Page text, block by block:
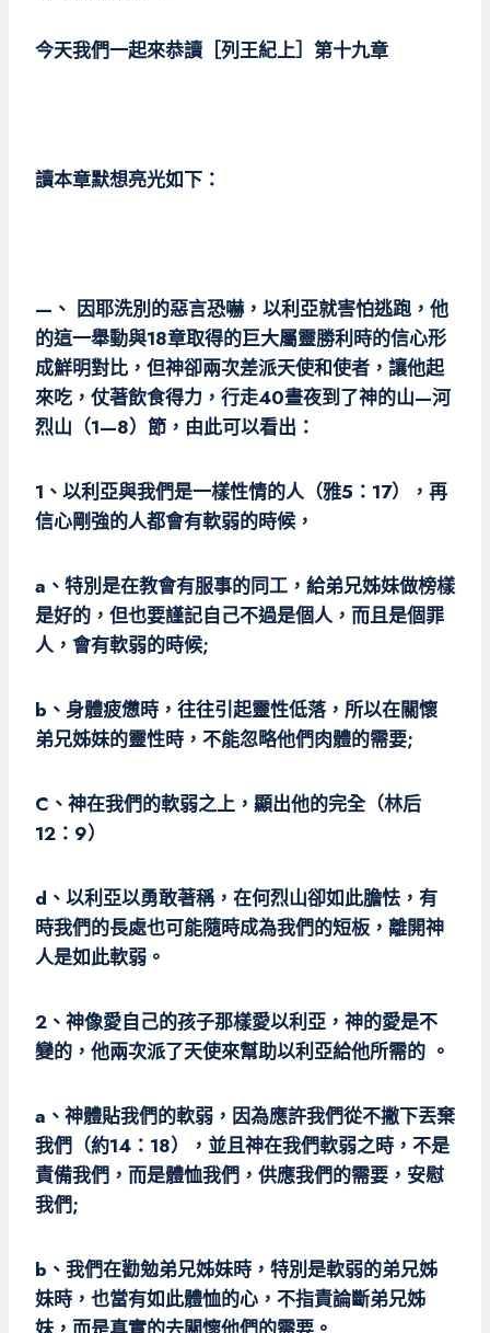
今天我們一起來恭讀［列王紀上］第十九章
讀本章默想亮光如下：
—、 因耶洗別的惡言恐嚇，以利亞就害怕逃跑，他
的這一舉動與18章取得的巨大屬靈勝利時的信心形
成鮮明對比，但神卻兩次差派天使和使者，讓他起
來吃，仗著飲食得力，行走40晝夜到了神的山—河
烈山（1—8）節，由此可以看出：
1、以利亞與我們是一樣性情的人（雅5：17），再
信心剛強的人都會有軟弱的時候，
a、特別是在教會有服事的同工，給弟兄姊妹做榜樣
是好的，但也要謹記自己不過是個人，而且是個罪
人，會有軟弱的時候;
b、身體疲憊時，往往引起靈性低落，所以在關懷
弟兄姊妹的靈性時，不能忽略他們肉體的需要;
C、神在我們的軟弱之上，顯出他的完全（林后
12：9）
d、以利亞以勇敢著稱，在何烈山卻如此膽怯，有
時我們的長處也可能隨時成為我們的短板，離開神
人是如此軟弱。
2、神像愛自己的孩子那樣愛以利亞，神的愛是不
變的，他兩次派了天使來幫助以利亞給他所需的 。
a、神體貼我們的軟弱，因為應許我們從不撇下丟棄
我們（約14：18），並且神在我們軟弱之時，不是
責備我們，而是體恤我們，供應我們的需要，安慰
我們;
b、我們在勸勉弟兄姊妹時，特別是軟弱的弟兄姊
妹時，也當有如此體恤的心，不指責論斷弟兄姊